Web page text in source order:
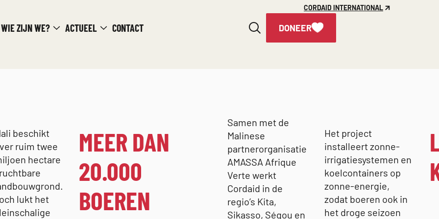
CORDAID INTERNATIONAL
WIE ZIJN WE? ACTUEEL CONTACT DONEER
beschikt
ruim twee
hectare
lukt het
MEER DAN
20.000
BOEREN
Samen met de
Malinese
partnerorganisatie
AMASSA Afrique
Verte werkt
Cordaid in de
regio’s Kita,
Sikasso, Ségou en
Het project
installeert zonne-
irrigatiesystemen en
koelcontainers op
zonne-energie,
zodat boeren ook in
het droge seizoen